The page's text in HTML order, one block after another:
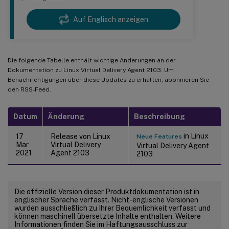
Auf Englisch anzeigen
Die folgende Tabelle enthält wichtige Änderungen an der
Dokumentation zu Linux Virtual Delivery Agent 2103. Um
Benachrichtigungen über diese Updates zu erhalten, abonnieren Sie
den RSS-Feed.
Datum Änderung Beschreibung
17
Mar
2021
Release von Linux
Virtual Delivery
Agent 2103
Neue Features in Linux
Virtual Delivery Agent
2103
Die offizielle Version dieser Produktdokumentation ist in
englischer Sprache verfasst. Nicht-englische Versionen
wurden ausschließlich zu Ihrer Bequemlichkeit verfasst und
können maschinell übersetzte Inhalte enthalten. Weitere
Informationen finden Sie im Haftungsausschluss zur